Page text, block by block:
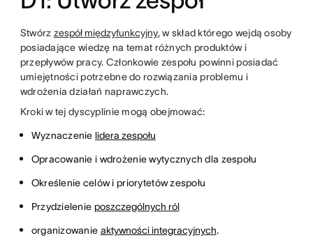
Stwórz zespół międzyfunkcyjny, w skład którego wejdą osoby
posiadające wiedzę na temat różnych produktów i
przepływów pracy. Członkowie zespołu powinni posiadać
umiejętności potrzebne do rozwiązania problemu i
wdrożenia działań naprawczych.
Kroki w tej dyscyplinie mogą obejmować:
Wyznaczenielidera zespołu
Opracowanie i wdrożenie wytycznych dla zespołu
Określenie celów i priorytetów zespołu
Przydzielenie poszczególnych ról
organizowanie aktywności integracyjnych.